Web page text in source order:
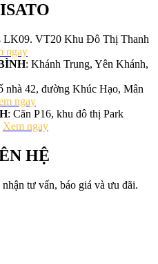
LK09. VT20 Khu Đô Thị Thanh
ngay
: Khánh Trung, Yên Khánh,
nhà 42, đường Khúc Hạo, Mân
ngay
: Căn P16, khu đô thị Park
Xem ngay
HỆ
tư vấn, báo giá và ưu đãi.